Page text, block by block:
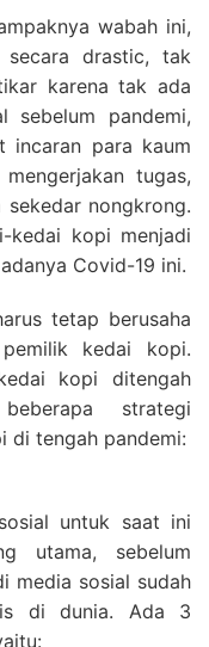
wabah ini,
secara drastic, tak
karena tak ada
sebelum pandemi,
incaran para kaum
tugas,
nongkrong.
kedai kopi menjadi
Covid-19 ini.
tetap berusaha
kedai kopi.
kopi ditengah
strategi
di tengah pandemi:
untuk saat ini
utama, sebelum
media sosial sudah
di dunia. Ada 3